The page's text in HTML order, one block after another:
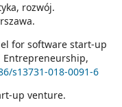
rozwój.
for software start-up
Entrepreneurship,
s13731-018-0091-6
up venture.